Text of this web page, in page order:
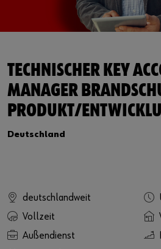
TECHNISCHER KEY
MANAGER
PRODUKT/
Deutschland
deutschlandweit
Vollzeit
Außendienst